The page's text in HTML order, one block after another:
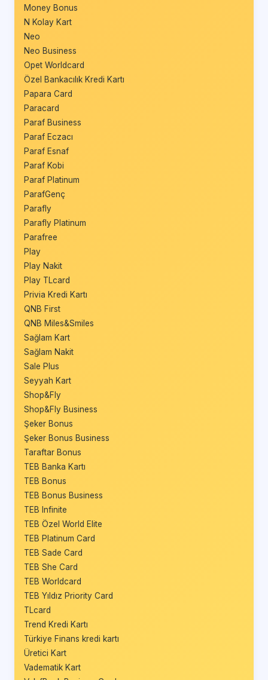
Money Bonus
N Kolay Kart
Neo
Neo Business
Opet Worldcard
Özel Bankacılık Kredi Kartı
Papara Card
Paracard
Paraf Business
Paraf Eczacı
Paraf Esnaf
Paraf Kobi
Paraf Platinum
ParafGenç
Parafly
Parafly Platinum
Parafree
Play
Play Nakit
Play TLcard
Privia Kredi Kartı
QNB First
QNB Miles&Smiles
Sağlam Kart
Sağlam Nakit
Sale Plus
Seyyah Kart
Shop&Fly
Shop&Fly Business
Şeker Bonus
Şeker Bonus Business
Taraftar Bonus
TEB Banka Kartı
TEB Bonus
TEB Bonus Business
TEB Infinite
TEB Özel World Elite
TEB Platinum Card
TEB Sade Card
TEB She Card
TEB Worldcard
TEB Yıldız Priority Card
TLcard
Trend Kredi Kartı
Türkiye Finans kredi kartı
Üretici Kart
Vadematik Kart